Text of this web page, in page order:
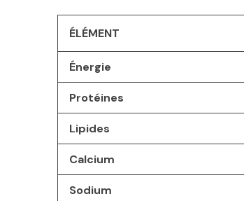
ÉLÉMENT
Énergie
Protéines
Lipides
Calcium
Sodium